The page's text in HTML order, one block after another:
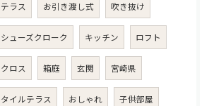
テラス お引き渡し式 吹き抜け
シューズクローク キッチン ロフト
クロス 箱庭 玄関 宮崎県
タイルテラス おしゃれ 子供部屋